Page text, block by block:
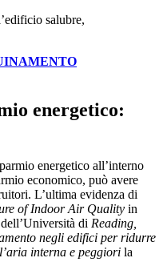
salubre,
energetico:
energetico all’interno
economico, può avere
L’ultima evidenza di
of Indoor Air Quality in
dell’Università di Reading,
negli edifici per ridurre
interna e peggiori la